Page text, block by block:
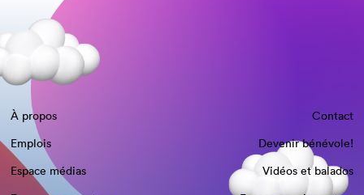
À propos
Contact
Emplois
Devenir bénévole!
Espace médias
Vidéos et balados